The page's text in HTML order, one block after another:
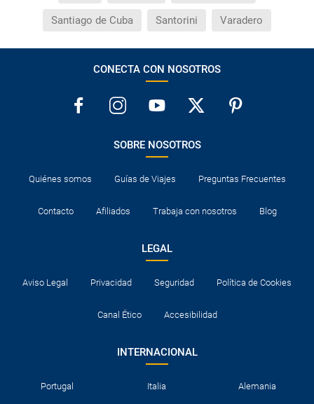
Santiago de Cuba Santorini Varadero
CONECTA CON NOSOTROS
SOBRE NOSOTROS
Quiénes somos Guías de Viajes Preguntas Frecuentes
Contacto Afiliados Trabaja con nosotros Blog
LEGAL
Aviso Legal Privacidad Seguridad Política de Cookies
Canal Ético Accesibilidad
INTERNACIONAL
Portugal Italia Alemania